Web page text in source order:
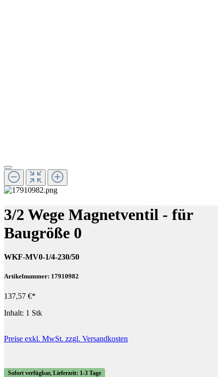
3/2 Wege Magnetventil - für
Baugröße 0
WKF-MV0-1/4-230/50
Artikelnummer: 17910982
137,57 €*
Inhalt: 1 Stk
Preise exkl. MwSt. zzgl. Versandkosten
Sofort verfügbar, Lieferzeit: 1-3 Tage